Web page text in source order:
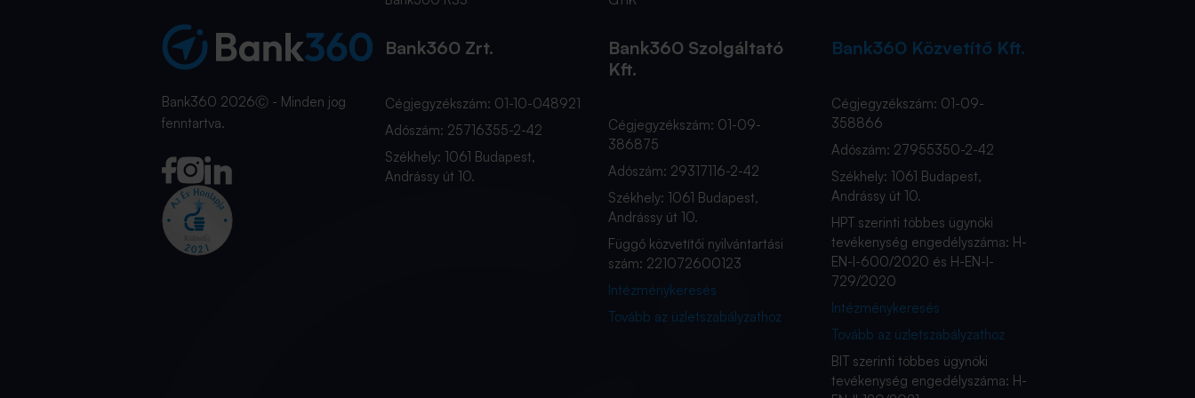
Bank360 2026Ⓒ - Minden jog
fenntartva.
Bank360 Zrt.
Cégjegyzékszám: 01-10-048921
Adószám: 25716355-2-42
Székhely: 1061 Budapest,
Andrássy út 10.
Bank360 Szolgáltató
Kft.
Cégjegyzékszám: 01-09-
386875
Adószám: 29317116-2-42
Székhely: 1061 Budapest,
Andrássy út 10.
Függő közvetítői nyilvántartási
szám: 221072600123
Intézménykeresés
Tovább az üzletszabályzathoz
Bank360 Közvetítő Kft.
Cégjegyzékszám: 01-09-
358866
Adószám: 27955350-2-42
Székhely: 1061 Budapest,
Andrássy út 10.
HPT szerinti többes ügynöki
tevékenység engedélyszáma: H-
EN-I-600/2020 és H-EN-I-
729/2020
Intézménykeresés
Tovább az üzletszabályzathoz
BIT szerinti többes ügynöki
tevékenység engedélyszáma: H-